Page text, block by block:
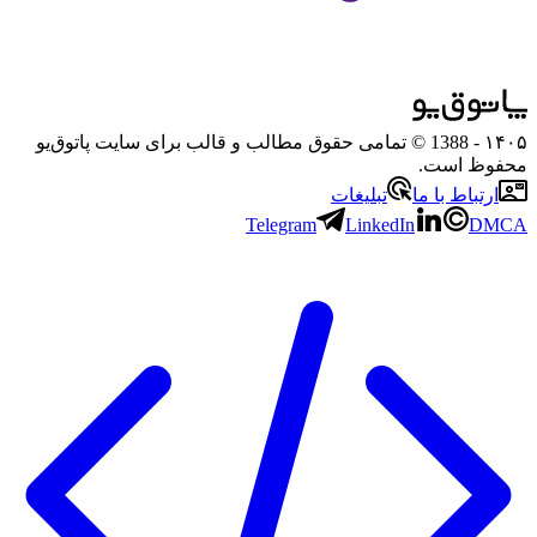
۱۴۰۵
- 1388 © تمامی حقوق مطالب و قالب برای سایت پاتوق‌یو
محفوظ است.
ارتباط با ما
تبلیغات
Telegram
LinkedIn DMCA